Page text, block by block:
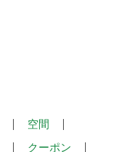
空間
クーポン